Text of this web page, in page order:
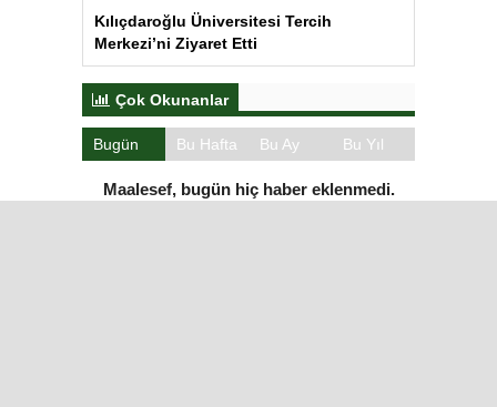
Kılıçdaroğlu Üniversitesi Tercih
Merkezi’ni Ziyaret Etti
Çok Okunanlar
Bugün Bu Hafta Bu Ay Bu Yıl
Maalesef, bugün hiç haber eklenmedi.